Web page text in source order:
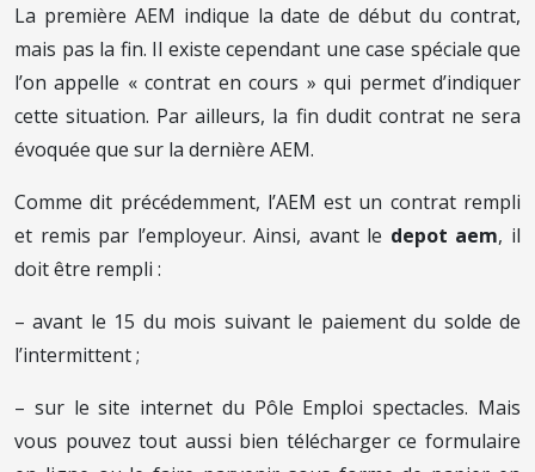
La première AEM indique la date de début du contrat,
mais pas la fin. Il existe cependant une case spéciale que
l’on appelle « contrat en cours » qui permet d’indiquer
cette situation. Par ailleurs, la fin dudit contrat ne sera
évoquée que sur la dernière AEM.
Comme dit précédemment, l’AEM est un contrat rempli
et remis par l’employeur. Ainsi, avant le depot aem, il
doit être rempli :
– avant le 15 du mois suivant le paiement du solde de
l’intermittent ;
– sur le site internet du Pôle Emploi spectacles. Mais
vous pouvez tout aussi bien télécharger ce formulaire